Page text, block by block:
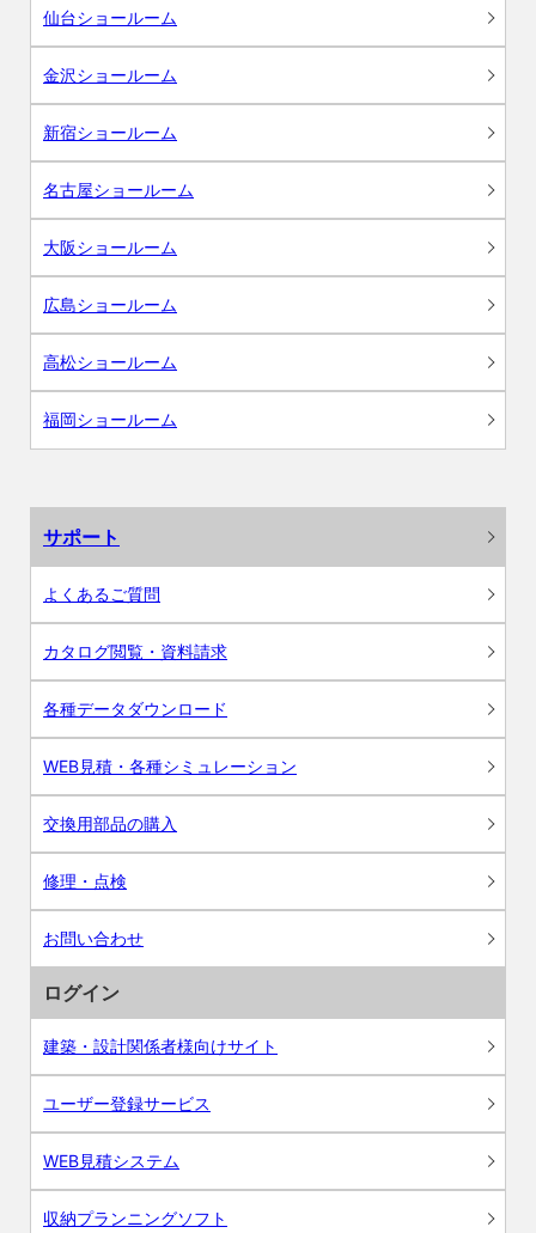
仙台ショールーム
金沢ショールーム
新宿ショールーム
名古屋ショールーム
大阪ショールーム
広島ショールーム
高松ショールーム
福岡ショールーム
サポート
よくあるご質問
カタログ閲覧・資料請求
各種データダウンロード
WEB見積・各種シミュレーション
交換用部品の購入
修理・点検
お問い合わせ
ログイン
建築・設計関係者様向けサイト
ユーザー登録サービス
WEB見積システム
収納プランニングソフト